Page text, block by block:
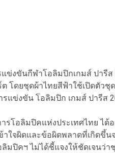
งขันกีฬาโอลิมปิกเกมส์ ปารีส
ดยชุดผ้าไทยสีฟ้าใช้เปิดตัวชุ
รแข่งขัน โอลิมปิก เกมส์ ปารีส
โอลิมปิคแห่งประเทศไทย ได้
ใจผิดและข้อผิดพลาดที่เกิดขึ้น
ปิคฯ ไม่ได้ชี้แจงให้ชัดเจนว่า